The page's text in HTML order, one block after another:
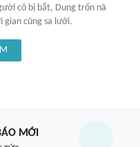
cô bị bắt, Dung trốn nã
cũng sa lưới.
MỚI